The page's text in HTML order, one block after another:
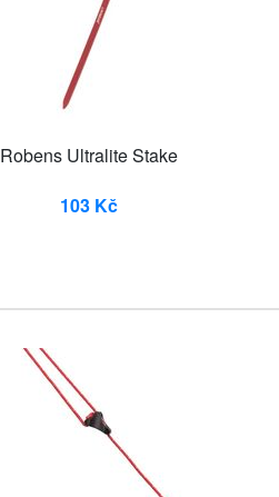
Robens Ultralite Stake
103 Kč